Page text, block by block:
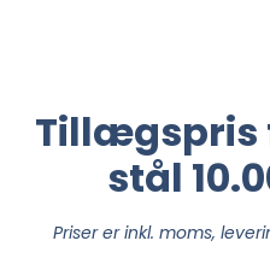
Tillægspris
stål
Priser er inkl. moms,